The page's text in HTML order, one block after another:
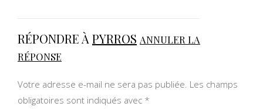
RÉPONDRE À PYRROS ANNULER LA
RÉPONSE
Votre adresse e-mail ne sera pas publiée. Les champs
obligatoires sont indiqués avec *